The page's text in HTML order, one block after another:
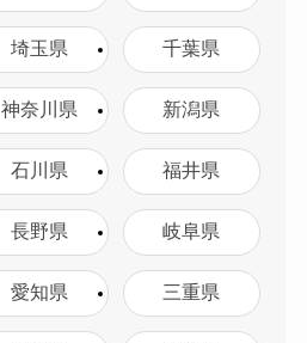
埼玉県 千葉県
神奈川県 新潟県
石川県 福井県
長野県 岐阜県
愛知県 三重県